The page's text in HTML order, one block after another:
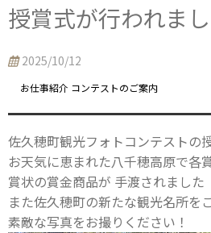
授賞式が行われま
2025/10/12
お仕事紹介 コンテストのご案内
佐久穂町観光フォトコンテストの
お天気に恵まれた八千穂高原で各
賞状の賞金商品が 手渡されました
また佐久穂町の新たな観光名所を
素敵な写真をお撮りください！